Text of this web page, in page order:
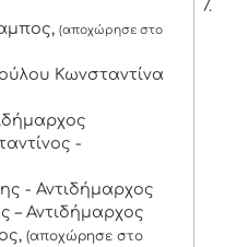
(αποχώρησε στο
Κωνσταντίνα
-
- Αντιδήμαρχος
– Αντιδήμαρχος
(αποχώρησε στο
7.